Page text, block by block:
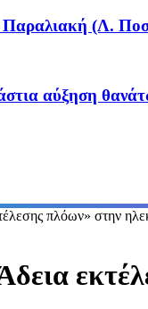
(Λ.
αύξηση
πλόων» στην